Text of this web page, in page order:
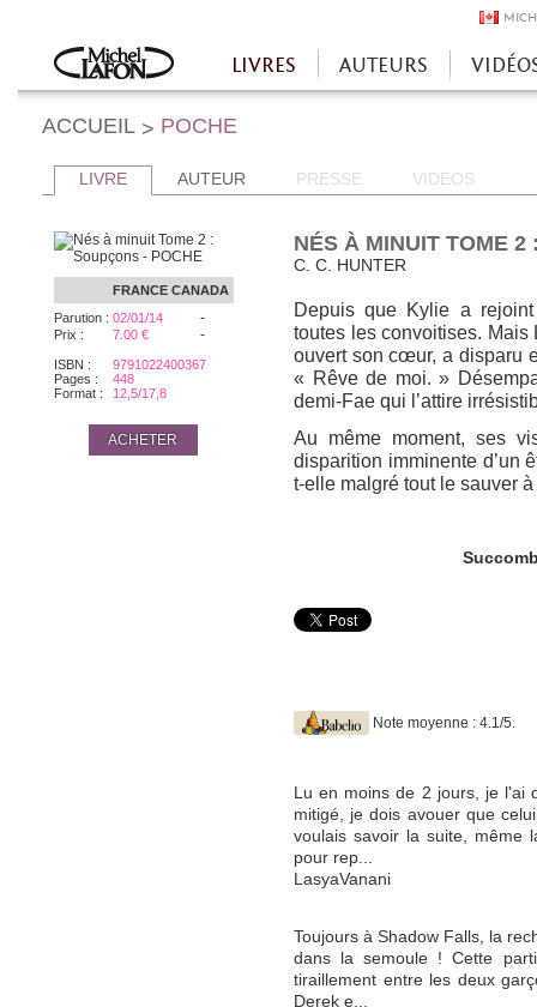
Accueil
LIVRES AUTEURS
ACCUEIL > POCHE
LIVRE AUTEUR PRESSE VIDEOS
FRANCE CANADA
Parution : 02/01/14 -
Prix : 7.00 € -
ISBN :
9791022400367
Pages :
448
Format :
12,5/17,8
ACHETER
NÉS À MINUIT TOME 2
C. C. HUNTER
Depuis que Kylie a
toutes les convoitises.
ouvert son cœur, a disparu
« Rêve de moi. »
demi-Fae qui l’attire
Au même moment, ses
disparition imminente d’un
t-elle malgré tout le sauver
Note moyenne : 4.1/5.
Lu en moins de 2 jours, je l'ai
mitigé, je dois avouer que
voulais savoir la suite, même
pour rep...
LasyaVanani
Toujours à Shadow Falls, la
dans la semoule ! Cette
tiraillement entre les deux
Derek e...